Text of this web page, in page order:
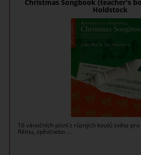
Christmas Songbook (teacher's
Holdstock
16 vánočních písní z různých koutů světa
flétnu, zpěv(nebo ...